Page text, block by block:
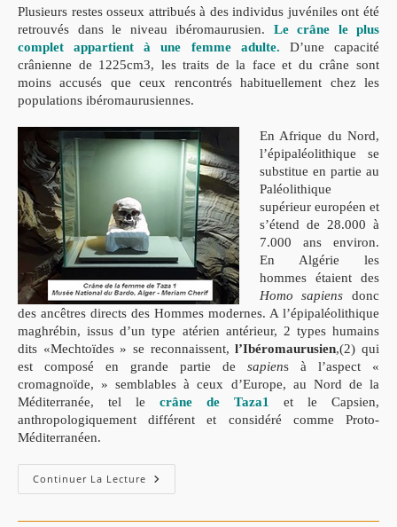
Plusieurs restes osseux attribués à des individus juvéniles ont été
retrouvés dans le niveau ibéromaurusien. Le crâne le plus
complet appartient à une femme adulte. D’une capacité
crânienne de 1225cm3, les traits de la face et du crâne sont
moins accusés que ceux rencontrés habituellement chez les
populations ibéromaurusiennes.
En Afrique du Nord,
l’épipaléolithique se
substitue en partie au
Paléolithique
supérieur européen et
s’étend de 28.000 à
7.000 ans environ.
En Algérie les
hommes étaient des
Homo sapiens donc
des ancêtres directs des Hommes modernes. A l’épipaléolithique
maghrébin, issus d’un type atérien antérieur, 2 types humains
dits «Mechtoïdes » se reconnaissent,l’Ibéromaurusien,(2) qui
est composé en grande partie de sapiens à l’aspect «
cromagnoïde, » semblables à ceux d’Europe, au Nord de la
Méditerranée, tel le crâne de Taza1
et le Capsien,
anthropologiquement différent et considéré comme Proto-
Méditerranéen.
Continuer La Lecture